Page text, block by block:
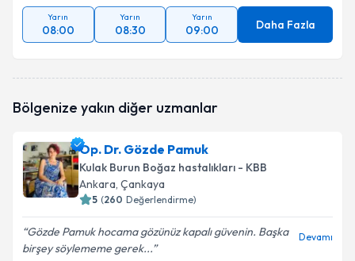
Yarın
08:00
Yarın
08:30
Yarın
09:00 Daha Fazla
Bölgenize yakın diğer uzmanlar
Op. Dr. Gözde Pamuk
Kulak Burun Boğaz hastalıkları - KBB
Ankara, Çankaya
5 (260 Değerlendirme)
Gözde Pamuk hocama gözünüz kapalı güvenin. Başka
birşey söylememe gerek...
Devamı